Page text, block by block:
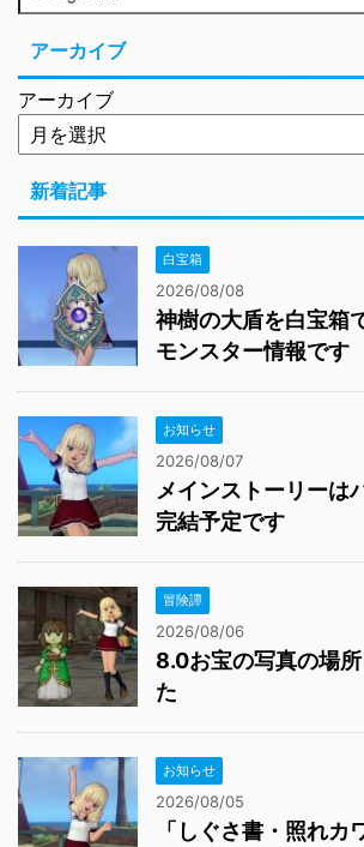
アーカイブ
アーカイブ
新着記事
白宝箱
2026/08/08
神樹の大盾を白宝箱
モンスター情報です
お知らせ
2026/08/07
メインストーリーは
完結予定です
冒険譚
2026/08/06
8.0お宝の写真の場
た
お知らせ
2026/08/05
「しぐさ書・照れカ